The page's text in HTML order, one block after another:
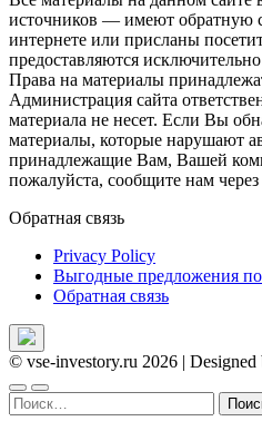
источников — имеют обратную
интернете или присланы
предоставляются
Права на материалы
Администрация сайта
материала не несет. Если Вы
материалы, которые нарушают
принадлежащие Вам, Вашей
пожалуйста, сообщите нам
Обратная связь
Privacy Policy
Выгодные предложения
Обратная связь
© vse-investory.ru 2026 | Designed
Найти: